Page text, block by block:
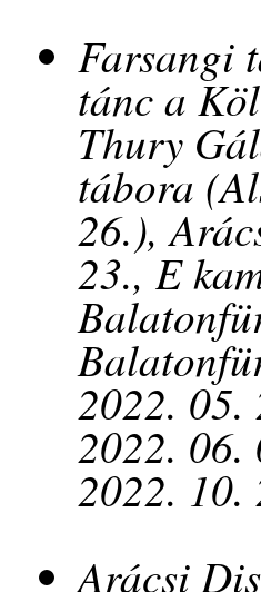
Farsangi
tánc a
Thury
tábora
26.),
23., E
2022. 05.
2022. 06.
2022. 10.
Arácsi